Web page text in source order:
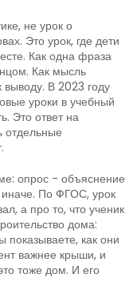
не урок о
Это урок, где дети
Как одна фраза
Как мысль
выводу. В 2023 году
уроки в учебный
Это ответ на
отдельные
опрос - объяснение
По ФГОС, урок
а про то, что ученик
дома:
показываете, как они
важнее крыши, и
тоже дом. И его